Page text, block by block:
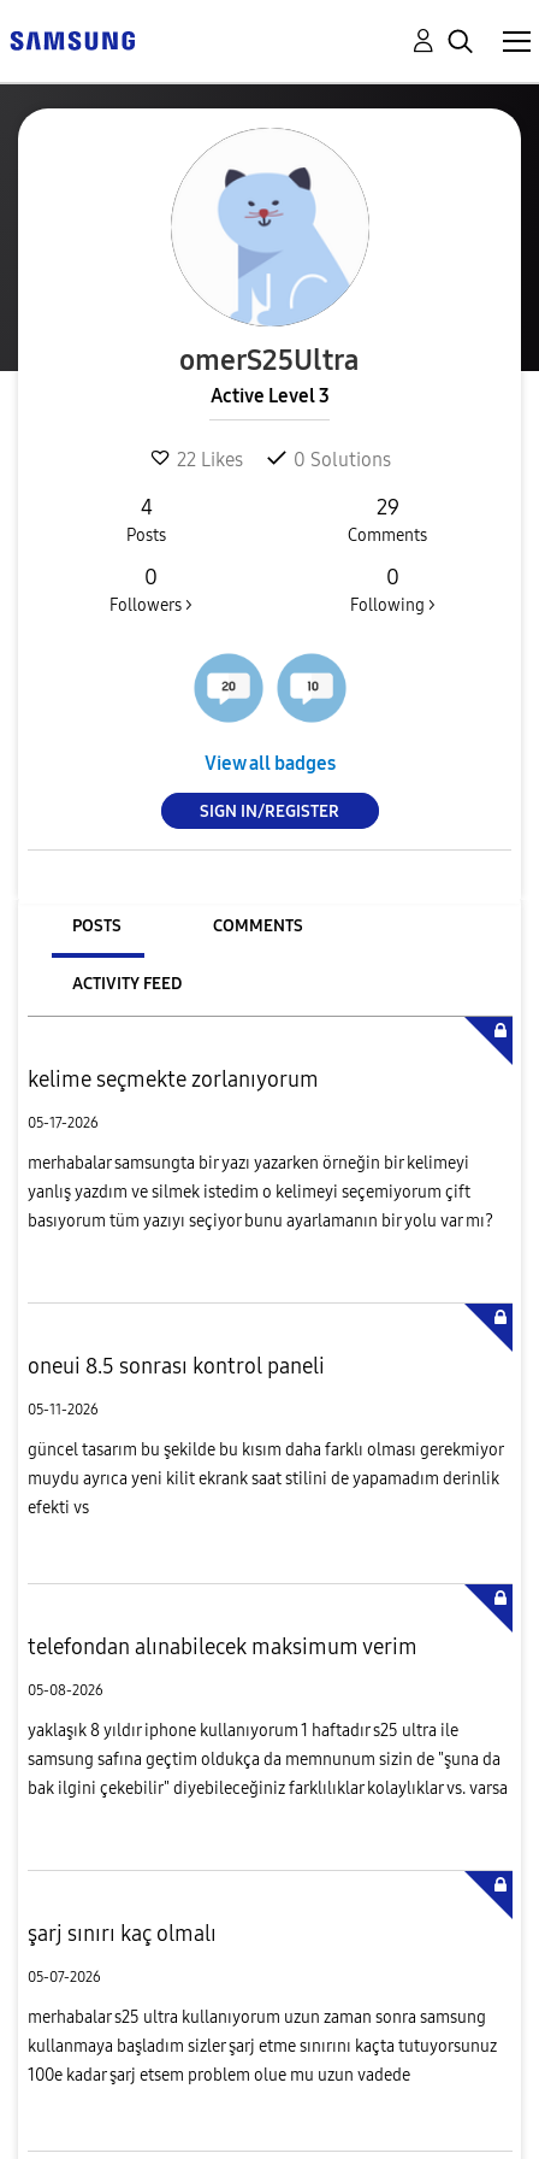
omerS25Ultra
Active Level 3
22 Likes 0 Solutions
4
Posts
29
Comments
0
Followers >
0
Following >
View all badges
SIGN IN/REGISTER
POSTS COMMENTS
ACTIVITY FEED
kelime seçmekte zorlanıyorum
05-17-2026
merhabalar samsungta bir yazı yazarken örneğin bir kelimeyi
yanlış yazdım ve silmek istedim o kelimeyi seçemiyorum çift
basıyorum tüm yazıyı seçiyor bunu ayarlamanın bir yolu var mı?
oneui 8.5 sonrası kontrol paneli
05-11-2026
güncel tasarım bu şekilde bu kısım daha farklı olması gerekmiyor
muydu ayrıca yeni kilit ekrank saat stilini de yapamadım derinlik
efekti vs
telefondan alınabilecek maksimum verim
05-08-2026
yaklaşık 8 yıldır iphone kullanıyorum 1 haftadır s25 ultra ile
samsung safına geçtim oldukça da memnunum sizin de "şuna da
bak ilgini çekebilir" diyebileceğiniz farklılıklar kolaylıklar vs. varsa
şarj sınırı kaç olmalı
05-07-2026
merhabalar s25 ultra kullanıyorum uzun zaman sonra samsung
kullanmaya başladım sizler şarj etme sınırını kaçta tutuyorsunuz
100e kadar şarj etsem problem olue mu uzun vadede